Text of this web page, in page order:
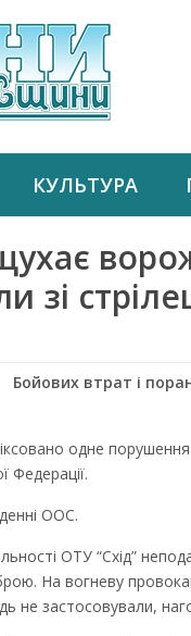
КУЛЬТУРА
зі
Бойових втрат і
одне
Федерації.
ООС.
ОТУ “Схід”
На вогневу
не застосовували,